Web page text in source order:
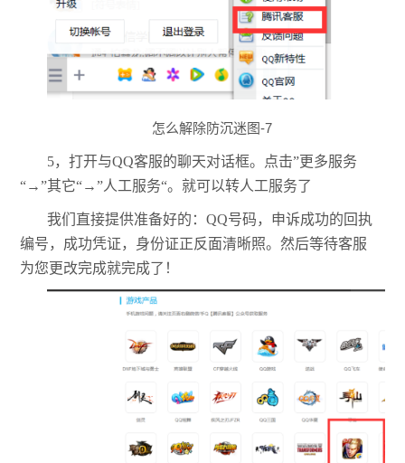
怎么解除防沉迷图-7
5，打开与QQ客服的聊天对话框。点击”更多服务
“→”其它“→”人工服务“。就可以转人工服务了
我们直接提供准备好的：QQ号码，申诉成功的回执
编号，成功凭证，身份证正反面清晰照。然后等待客服
为您更改完成就完成了！